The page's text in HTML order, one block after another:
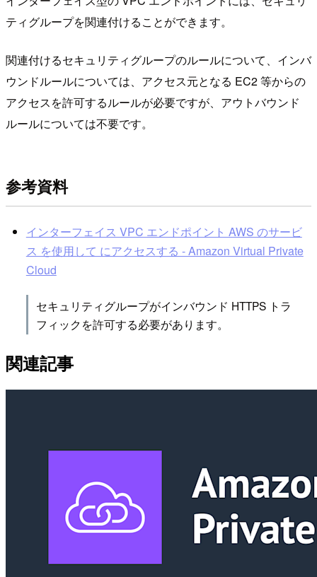
ティグループを関連付けることができます。
関連付けるセキュリティグループのルールについて、インバ
ウンドルールについては、アクセス元となる EC2 等からの
アクセスを許可するルールが必要ですが、アウトバウンド
ルールについては不要です。
参考資料
インターフェイス VPC エンドポイント AWS のサービ
ス を使用して にアクセスする - Amazon Virtual Private
Cloud
セキュリティグループがインバウンド HTTPS トラ
フィックを許可する必要があります。
関連記事